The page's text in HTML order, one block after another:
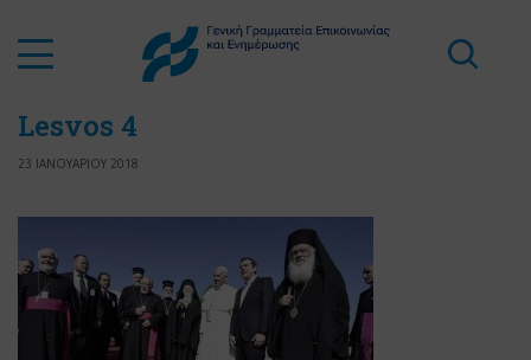
Lesvos 4
23 ΙΑΝΟΥΑΡΙΟΥ 2018